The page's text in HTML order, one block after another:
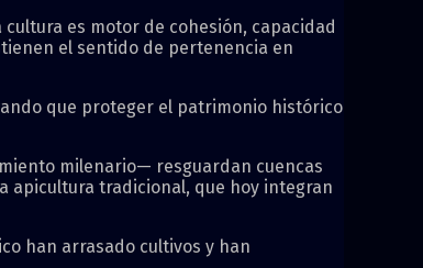
es motor de cohesión, capacidad
el sentido de pertenencia en
que proteger el patrimonio histórico
milenario— resguardan cuencas
apicultura tradicional, que hoy integran
han arrasado cultivos y han